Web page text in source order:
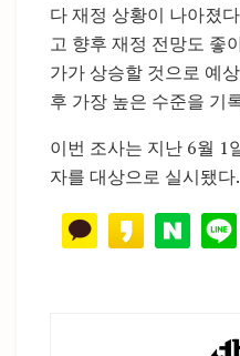
다 재정 상황이 나아졌
고 향후 재정 전망도 좋
가가 상승할 것으로 예
후 가장 높은 수준을 기
이번 조사는 지난 6월 1
자를 대상으로 실시됐다.